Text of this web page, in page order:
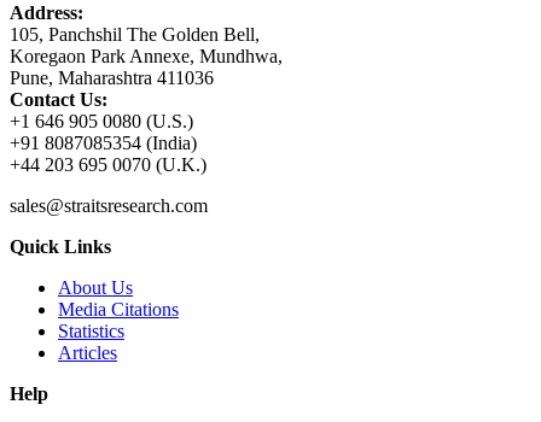
Address:
105, Panchshil The Golden Bell,
Koregaon Park Annexe, Mundhwa,
Pune, Maharashtra 411036
Contact Us:
+1 646 905 0080 (U.S.)
+91 8087085354 (India)
+44 203 695 0070 (U.K.)
sales@straitsresearch.com
Quick Links
About Us
Media Citations
Statistics
Articles
Help